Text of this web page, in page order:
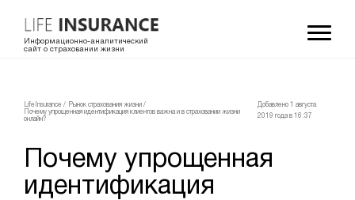
Информационно-аналитический
сайт о страховании жизни
LifeInsurance / Рынок страхования жизни /
Почему упрощенная идентификация клиентов важна и в страховании жизни
онлайн?
Добавлено 1 августа
2019 года в 16:37
Почему упрощенная
идентификация